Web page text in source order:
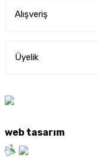
Alışveriş
Üyelik
web tasarım